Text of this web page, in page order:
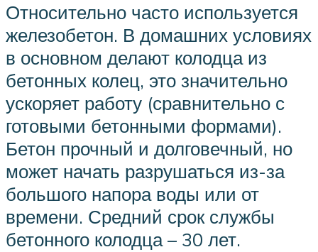
Относительно часто используется
железобетон. В домашних условиях
в основном делают колодца из
бетонных колец, это значительно
ускоряет работу (сравнительно с
готовыми бетонными формами).
Бетон прочный и долговечный, но
может начать разрушаться из-за
большого напора воды или от
времени. Средний срок службы
бетонного колодца – 30 лет.